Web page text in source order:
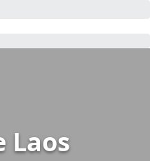
Laos